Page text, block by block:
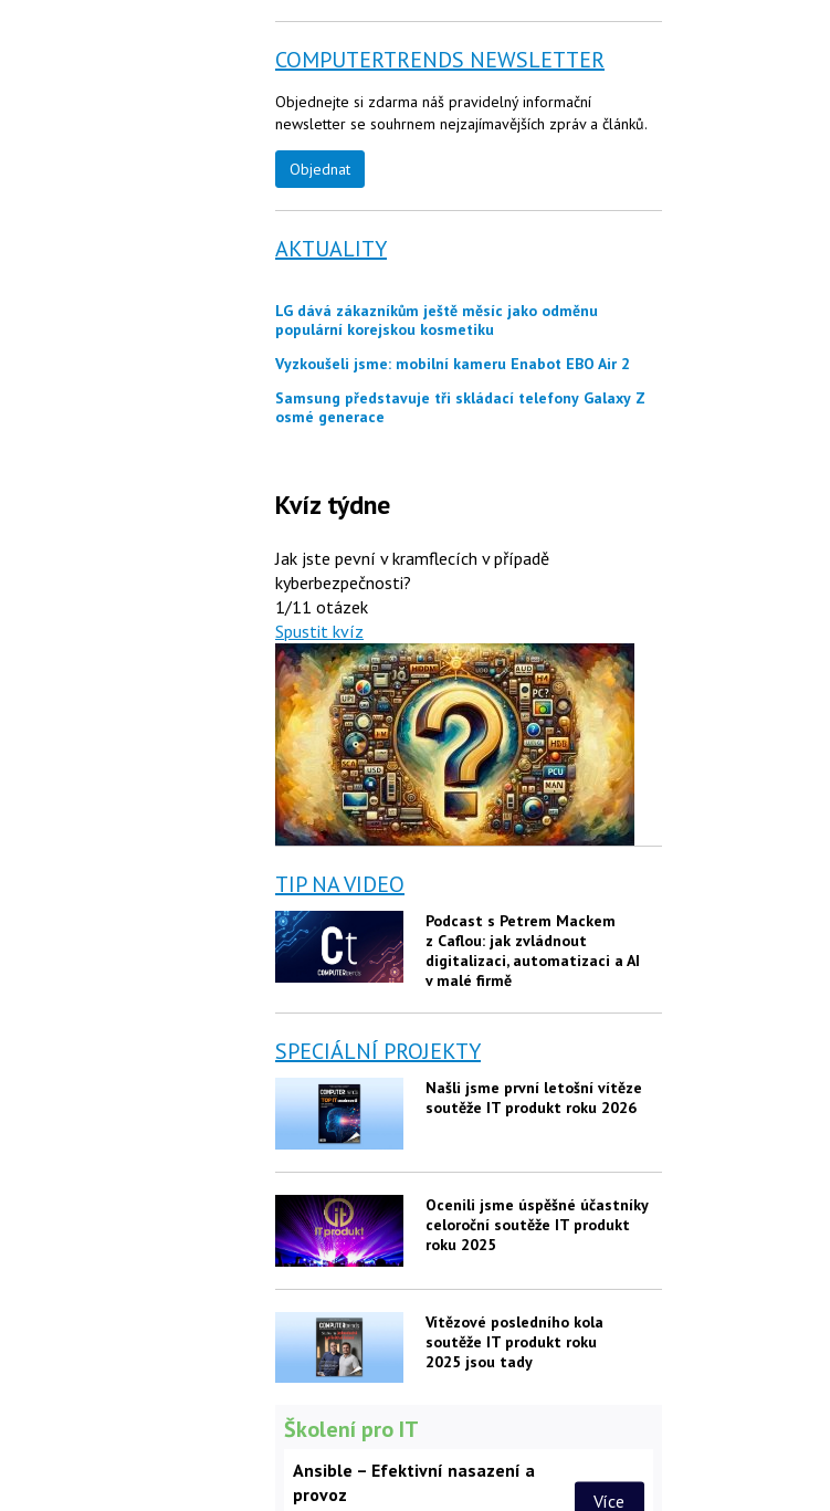
COMPUTERTRENDS NEWSLETTER
Objednejte si zdarma náš pravidelný informační
newsletter se souhrnem nejzajímavějších zpráv a článků.
Objednat
AKTUALITY
LG dává zákazníkům ještě měsíc jako odměnu
populární korejskou kosmetiku
Vyzkoušeli jsme: mobilní kameru Enabot EBO Air 2
Samsung představuje tři skládací telefony Galaxy Z
osmé generace
Kvíz týdne
Jak jste pevní v kramflecích v případě
kyberbezpečnosti?
1/11 otázek
Spustit kvíz
TIP NA VIDEO
Podcast s Petrem Mackem
z Caflou: jak zvládnout
digitalizaci, automatizaci a AI
v malé firmě
SPECIÁLNÍ PROJEKTY
Našli jsme první letošní vítěze
soutěže IT produkt roku 2026
Ocenili jsme úspěšné účastníky
celoroční soutěže IT produkt
roku 2025
Vítězové posledního kola
soutěže IT produkt roku
2025 jsou tady
Školení pro IT
Ansible – Efektivní nasazení a
provoz
Více